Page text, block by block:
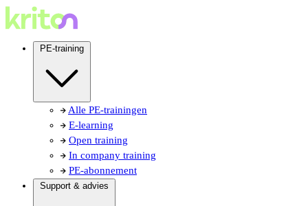
PE-training
Alle PE-trainingen
E-learning
Open training
In company training
PE-abonnement
Support & advies